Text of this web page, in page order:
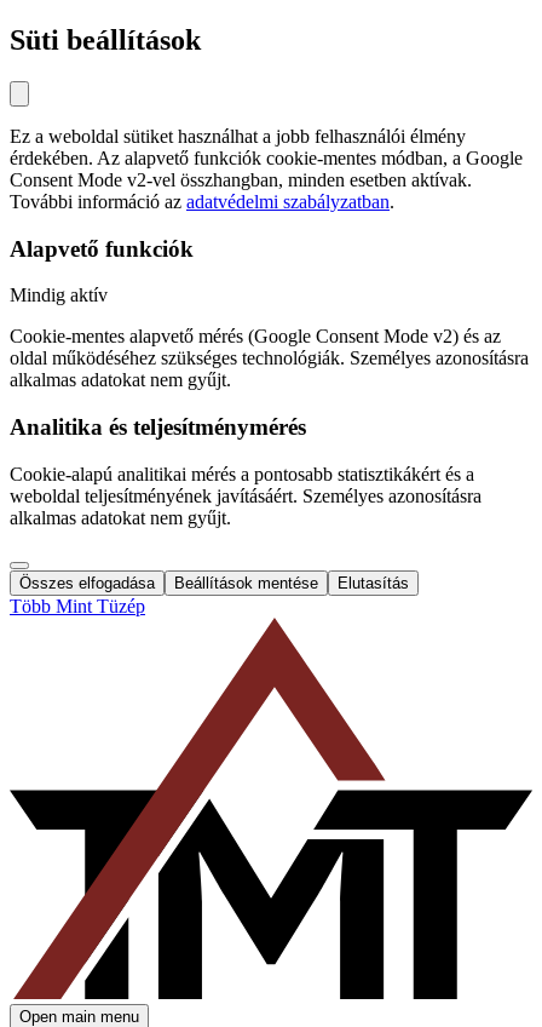
Süti beállítások
Ez a weboldal sütiket használhat a jobb felhasználói élmény
érdekében. Az alapvető funkciók cookie-mentes módban, a Google
Consent Mode v2-vel összhangban, minden esetben aktívak.
További információ az adatvédelmi szabályzatban.
Alapvető funkciók
Mindig aktív
Cookie-mentes alapvető mérés (Google Consent Mode v2) és az
oldal működéséhez szükséges technológiák. Személyes azonosításra
alkalmas adatokat nem gyűjt.
Analitika és teljesítménymérés
Cookie-alapú analitikai mérés a pontosabb statisztikákért és a
weboldal teljesítményének javításáért. Személyes azonosításra
alkalmas adatokat nem gyűjt.
Összes elfogadása Beállítások mentése Elutasítás
Több Mint Tüzép
Open main menu